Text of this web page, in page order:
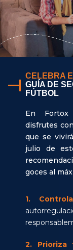
CELEBRA
GUÍA DE
FÚTBOL
En Fortox
disfrutes
que se
julio de
goces al
1.
2. Prioriza